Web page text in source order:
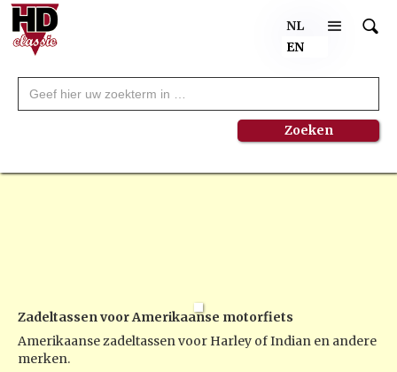
NL
EN
Zadeltassen voor Amerikaanse motorfiets
Amerikaanse zadeltassen voor Harley of Indian en andere
merken.